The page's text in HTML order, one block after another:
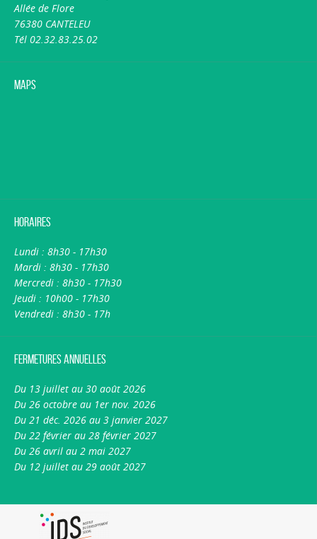
Allée de Flore
76380 CANTELEU
Tél 02.32.83.25.02
Maps
Horaires
Lundi : 8h30 - 17h30
Mardi : 8h30 - 17h30
Mercredi : 8h30 - 17h30
Jeudi : 10h00 - 17h30
Vendredi : 8h30 - 17h
Fermetures annuelles
Du 13 juillet au 30 août 2026
Du 26 octobre au 1er nov. 2026
Du 21 déc. 2026 au 3 janvier 2027
Du 22 février au 28 février 2027
Du 26 avril au 2 mai 2027
Du 12 juillet au 29 août 2027